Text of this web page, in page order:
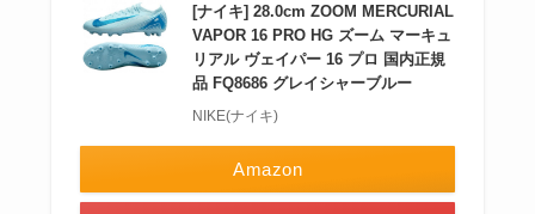
[ナイキ] 28.0cm ZOOM MERCURIAL
VAPOR 16 PRO HG ズーム マーキュ
リアル ヴェイパー 16 プロ 国内正規
品 FQ8686 グレイシャーブルー
NIKE(ナイキ)
Amazon